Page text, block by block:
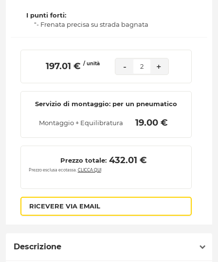
I punti forti:
"- Frenata precisa su strada bagnata
197.01 € / unità - 2 +
Servizio di montaggio: per un pneumatico
Montaggio + Equilibratura 19.00 €
Prezzo totale: 432.01 €
Prezzo esclusa ecotassa. CLICCA QUI
RICEVERE VIA EMAIL
Descrizione